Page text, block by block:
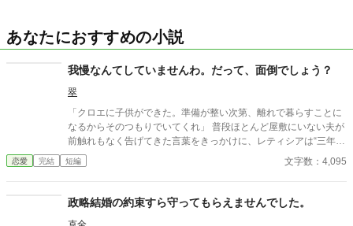
あなたにおすすめの小説
我慢なんてしていませんわ。だって、面倒でしょう？
翠
「クロエに子供ができた。準備が整い次第、離れで暮らすことに
なるからそのつもりでいてくれ」 普段ほとんど屋敷にいない夫が
前触れもなく告げてきた言葉をきっかけに、レティシアは“三年
間”の契約を終わらせることにした。 赤の他人を屋敷に迎えるこ
とはしない。 不要なものに感情を砕く理由などない。 「だって、
切り捨ててしまいましょう。
恋愛 完結 短編 文字数：4,095
政略結婚の約束すら守ってもらえませんでした。